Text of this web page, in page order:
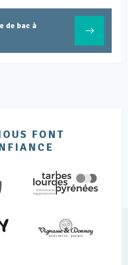
de bac à
FONT